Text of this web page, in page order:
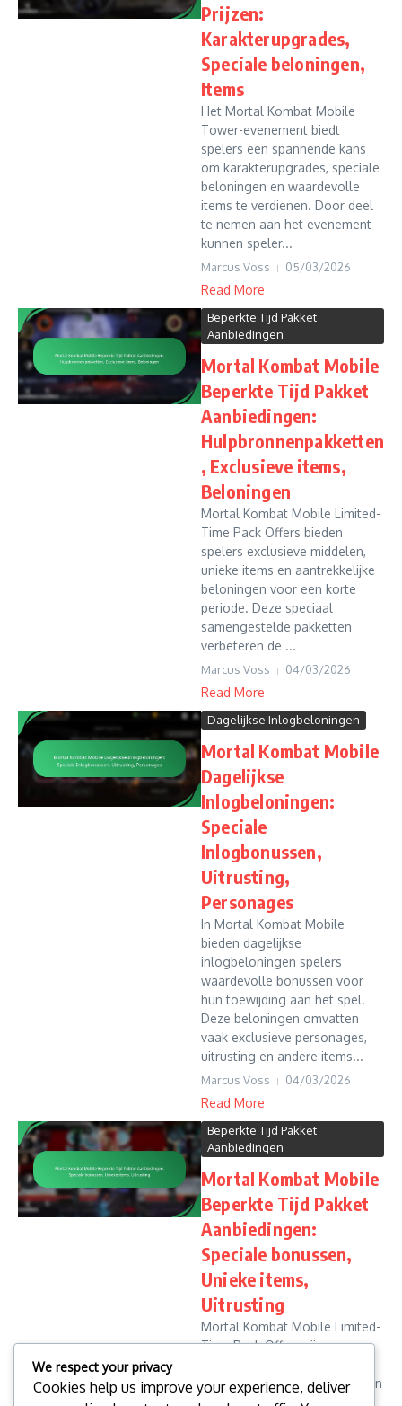
Prijzen:
Karakterupgrades,
Speciale beloningen,
Items
Het Mortal Kombat Mobile
Tower-evenement biedt
spelers een spannende kans
om karakterupgrades, speciale
beloningen en waardevolle
items te verdienen. Door deel
te nemen aan het evenement
kunnen speler...
Marcus Voss 05/03/2026
Read More
Beperkte Tijd Pakket
Aanbiedingen
Mortal Kombat Mobile
Beperkte Tijd Pakket
Aanbiedingen:
Hulpbronnenpakketten
, Exclusieve items,
Beloningen
Mortal Kombat Mobile Limited-
Time Pack Offers bieden
spelers exclusieve middelen,
unieke items en aantrekkelijke
beloningen voor een korte
periode. Deze speciaal
samengestelde pakketten
verbeteren de ...
Marcus Voss 04/03/2026
Read More
Dagelijkse Inlogbeloningen
Mortal Kombat Mobile
Dagelijkse
Inlogbeloningen:
Speciale
Inlogbonussen,
Uitrusting,
Personages
In Mortal Kombat Mobile
bieden dagelijkse
inlogbeloningen spelers
waardevolle bonussen voor
hun toewijding aan het spel.
Deze beloningen omvatten
vaak exclusieve personages,
uitrusting en andere items...
Marcus Voss 04/03/2026
Read More
Beperkte Tijd Pakket
Aanbiedingen
Mortal Kombat Mobile
Beperkte Tijd Pakket
Aanbiedingen:
Speciale bonussen,
Unieke items,
Uitrusting
Mortal Kombat Mobile Limited-
Time Pack Offers zijn
spelers unieke items, bonussen
en uitrusting bieden voor een
We respect your privacy
Cookies help us improve your experience, deliver